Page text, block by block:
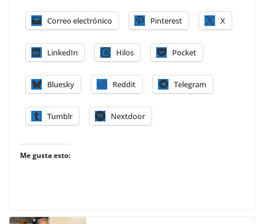
Correo electrónico Pinterest X
LinkedIn Hilos Pocket
Bluesky Reddit Telegram
Tumblr Nextdoor
Me gusta esto: